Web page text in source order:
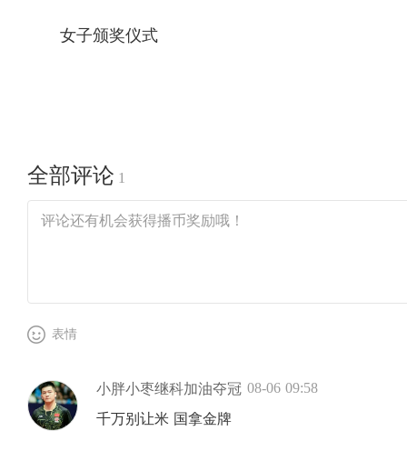
女子颁奖仪式
全部评论 1
表情
小胖小枣继科加油夺冠 08-06 09:58
千万别让米 国拿金牌